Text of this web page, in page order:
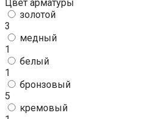
Цвет арматуры
золотой
3
медный
1
белый
1
бронзовый
5
кремовый